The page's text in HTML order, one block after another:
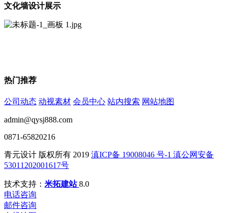
文化墙设计展示
热门推荐
公司动态 动视素材 会员中心 站内搜索 网站地图
admin@qysj888.com
0871-65820216
青元设计 版权所有 2019 滇ICP备 19008046 号-1 滇公网安备
53011202001617号
技术支持： 米拓建站8.0
电话咨询
邮件咨询